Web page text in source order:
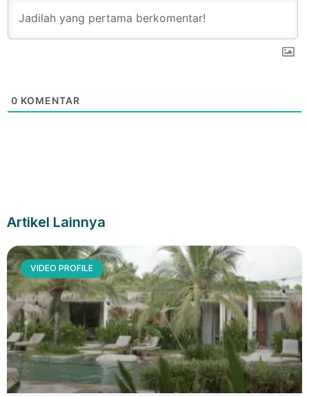
0 KOMENTAR
Artikel Lainnya
VIDEO PROFILE